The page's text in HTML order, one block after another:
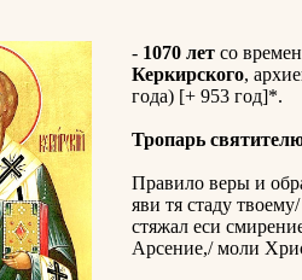
- 1070 лет со
Керкирского,
года) [+ 953 год]*.
Тропарь
Правило веры и
яви тя стаду
стяжал еси
Арсение,/ моли